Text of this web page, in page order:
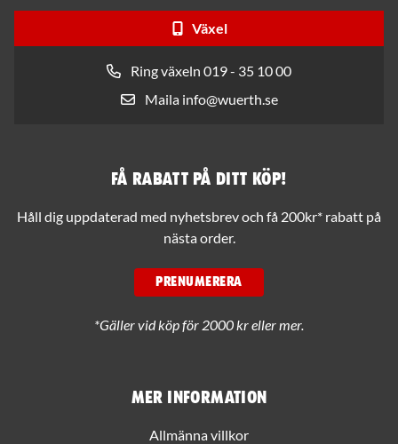
Växel
Ring växeln 019 - 35 10 00
Maila info@wuerth.se
Mer information
Allmänna villkor
Få rabatt på ditt köp!
Håll dig uppdaterad med nyhetsbrev och få 200kr* rabatt på
nästa order.
PRENUMERERA
*Gäller vid köp för 2000 kr eller mer.